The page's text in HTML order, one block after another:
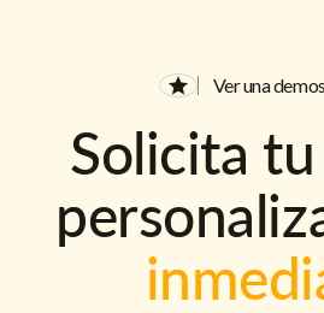
Ver una
Solicita